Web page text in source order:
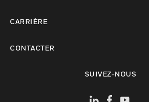
CARRIÈRE
CONTACTER
SUIVEZ-NOUS